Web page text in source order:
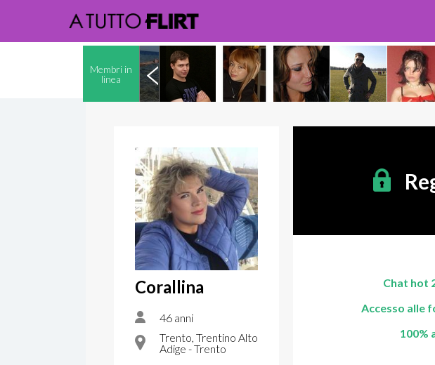
Membri in
linea
Corallina
46 anni
Trento, Trentino Alto
Adige - Trento
Chat hot
Accesso alle
100%